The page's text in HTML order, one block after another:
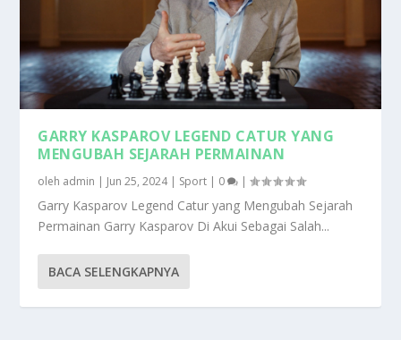
GARRY KASPAROV LEGEND CATUR YANG
MENGUBAH SEJARAH PERMAINAN
oleh admin | Jun 25, 2024| Sport | 0 |
Garry Kasparov Legend Catur yang Mengubah Sejarah
Permainan Garry Kasparov Di Akui Sebagai Salah...
BACA SELENGKAPNYA